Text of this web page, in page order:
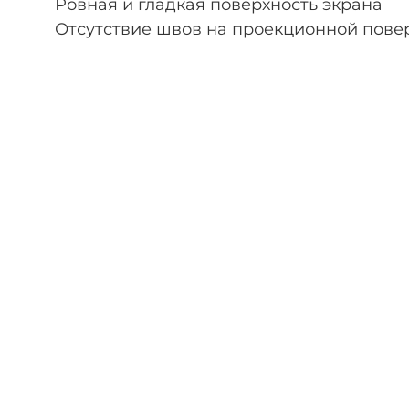
Ровная и гладкая поверхность экрана
Отсутствие швов на проекционной